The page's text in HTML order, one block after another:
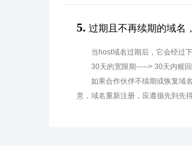
5. 过期且不再续期的域名
当host域名过期后，它会经过
30天的宽限期-----> 30天内赎
如果合作伙伴不续期或恢复域
意，域名重新注册，应遵循先到先得